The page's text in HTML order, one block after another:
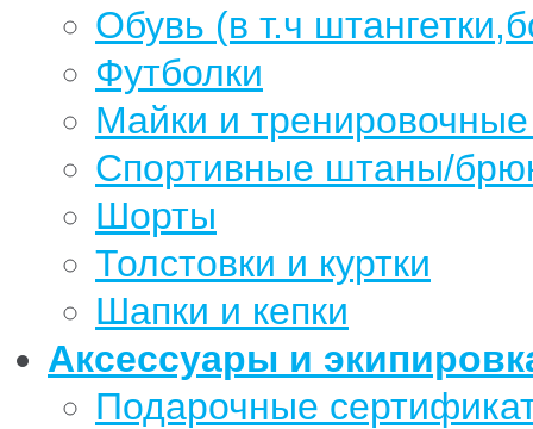
Обувь (в т.ч
Футболки
Майки и
Спортивные штаны/
Шорты
Толстовки и куртки
Шапки и кепки
Аксессуары и
Подарочные